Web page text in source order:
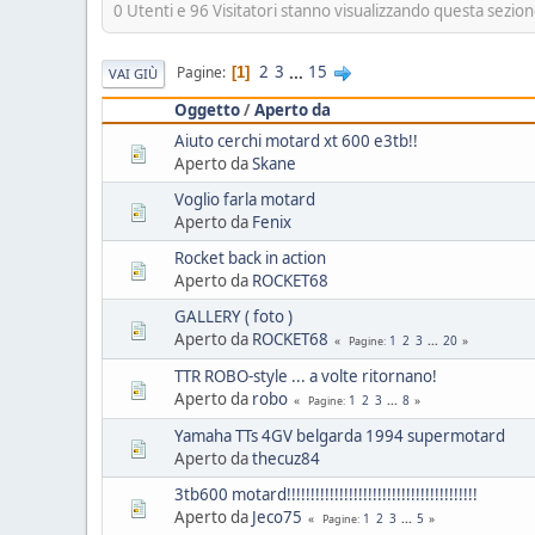
0 Utenti e 96 Visitatori stanno visualizzando questa
VAI GIÙ Pagine 1 2 3 ... 15
Oggetto/Aperto da
Aiuto cerchi motard xt 600 e3tb!!
Aperto daSkane
Voglio farla motard
Aperto da Fenix
Rocket back in action
Aperto da ROCKET68
GALLERY ( foto )
Aperto da ROCKET68 Pagine 1 2 3 ... 20
TTR ROBO-style ... a volte ritornano!
Aperto da robo Pagine 1 2 3 ... 8
Yamaha TTs 4GV belgarda 1994 supermotard
Aperto dathecuz84
3tb600 motard!!!!!!!!!!!!!!!!!!!!!!!!!!!!!!!!!!!!!!!!
Aperto da Jeco75 Pagine 1 2 3 ... 5